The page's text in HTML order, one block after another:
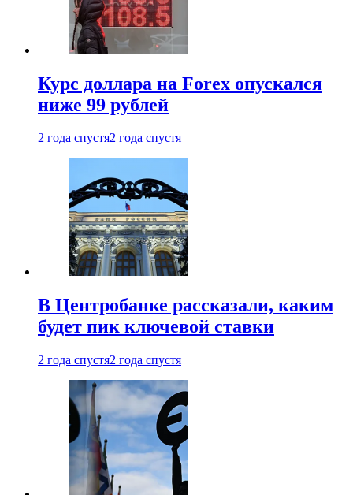
Курс доллара на Forex опускался
ниже 99 рублей
2 года спустя2 года спустя
В Центробанке рассказали, каким
будет пик ключевой ставки
2 года спустя2 года спустя